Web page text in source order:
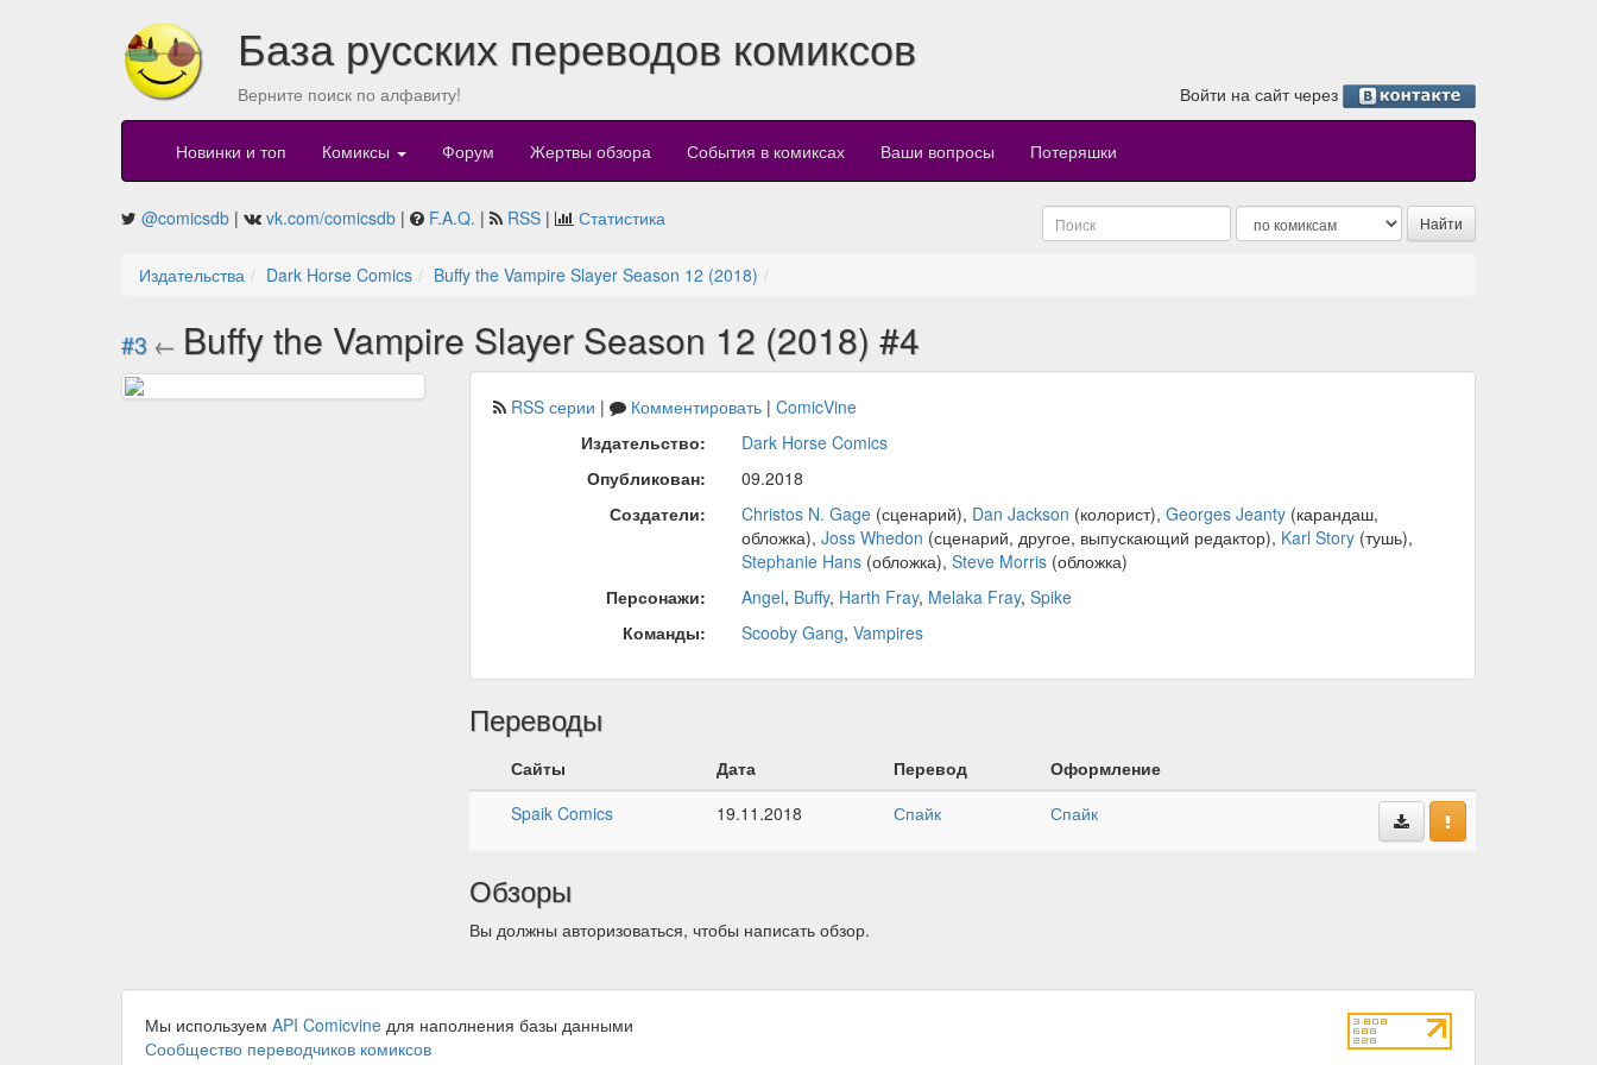
База русских переводов комиксов
Верните поиск по алфавиту! Войти на сайт через
Новинки и топ Комиксы Форум Жертвы обзора События в комиксах Ваши вопросы Потеряшки
@comicsdb | vk.com/comicsdb | F.A.Q. | RSS | Статистика
Издательства Dark Horse Comics Buffy the Vampire Slayer Season 12 (2018)
#3 ← Buffy the Vampire Slayer Season 12 (2018) #4
RSS серии | Комментировать| ComicVine
Издательство:
Dark Horse Comics
Опубликован:
09.2018
Создатели:
Christos N. Gage(сценарий), Dan Jackson (колорист), Georges Jeanty(карандаш,
обложка), Joss Whedon (сценарий, другое, выпускающий редактор), Karl Story(тушь),
Stephanie Hans(обложка), Steve Morris(обложка)
Персонажи:
Angel, Buffy, Harth Fray, Melaka Fray, Spike
Команды:
Scooby Gang, Vampires
Переводы
Сайты Дата Перевод
Оформление
Spaik Comics
19.11.2018 Спайк Спайк
Обзоры
Вы должны авторизоваться, чтобы написать обзор.
Мы используем API Comicvine для наполнения базы данными
Сообщество переводчиков комиксов